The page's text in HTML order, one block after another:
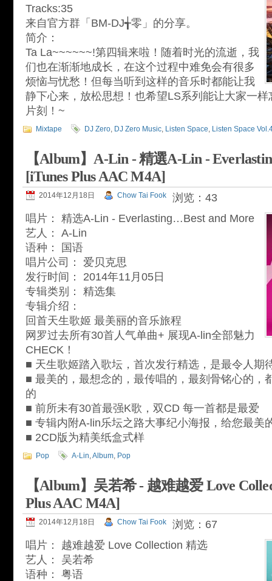
Tracks:35
来自官方群「BM-DJ╅零」的分享。
简介：
Ta La~~~~~~!第四辑来啦！随着时光的流逝，我
们也在渐渐地成长，在这个过程中难免会有很多
烦恼与忧愁！但每当听到这样的音乐时都能让我
静下心来，放松思想！也希望LS系列能让大家一
片刻！~
Mixtape DJ Zero, DJ Zero Music, Listen Space, Listen Space
【Album】A-Lin - 精選A-Lin -
[iTunes Plus AAC M4A]
2014年12月18日 Chow Tai Fook
浏览：43
唱片： 精选A-Lin - Everlasting…Best and More
艺人： A-Lin
语种： 国语
唱片公司： 爱贝克思
发行时间： 2014年11月05日
专辑类别： 精选集
专辑介绍：
回首天生歌姬 最美丽的音乐旅程
网罗过去所有30首人气单曲+ 展现A-lin全部魅力
CHECK！
■ 天生歌姬踏入歌坛，首次发行精选，是最令人期
■ 最美的，最想念的，最传唱的，最刻骨铭心的，
的
■ 前所未有30首最强K歌，双CD 每一首都是最爱
■ 专辑内附A-lin乐坛之路大事纪小海报，给您最美
■ 2CD版为精美纸盒式样
Pop A-Lin,Album, Pop
【Album】吴若希 - 越难越爱 Love
Plus AAC M4A]
2014年12月18日 Chow Tai Fook
浏览：67
唱片： 越难越爱 Love Collection 精选
艺人： 吴若希
语种： 粤语